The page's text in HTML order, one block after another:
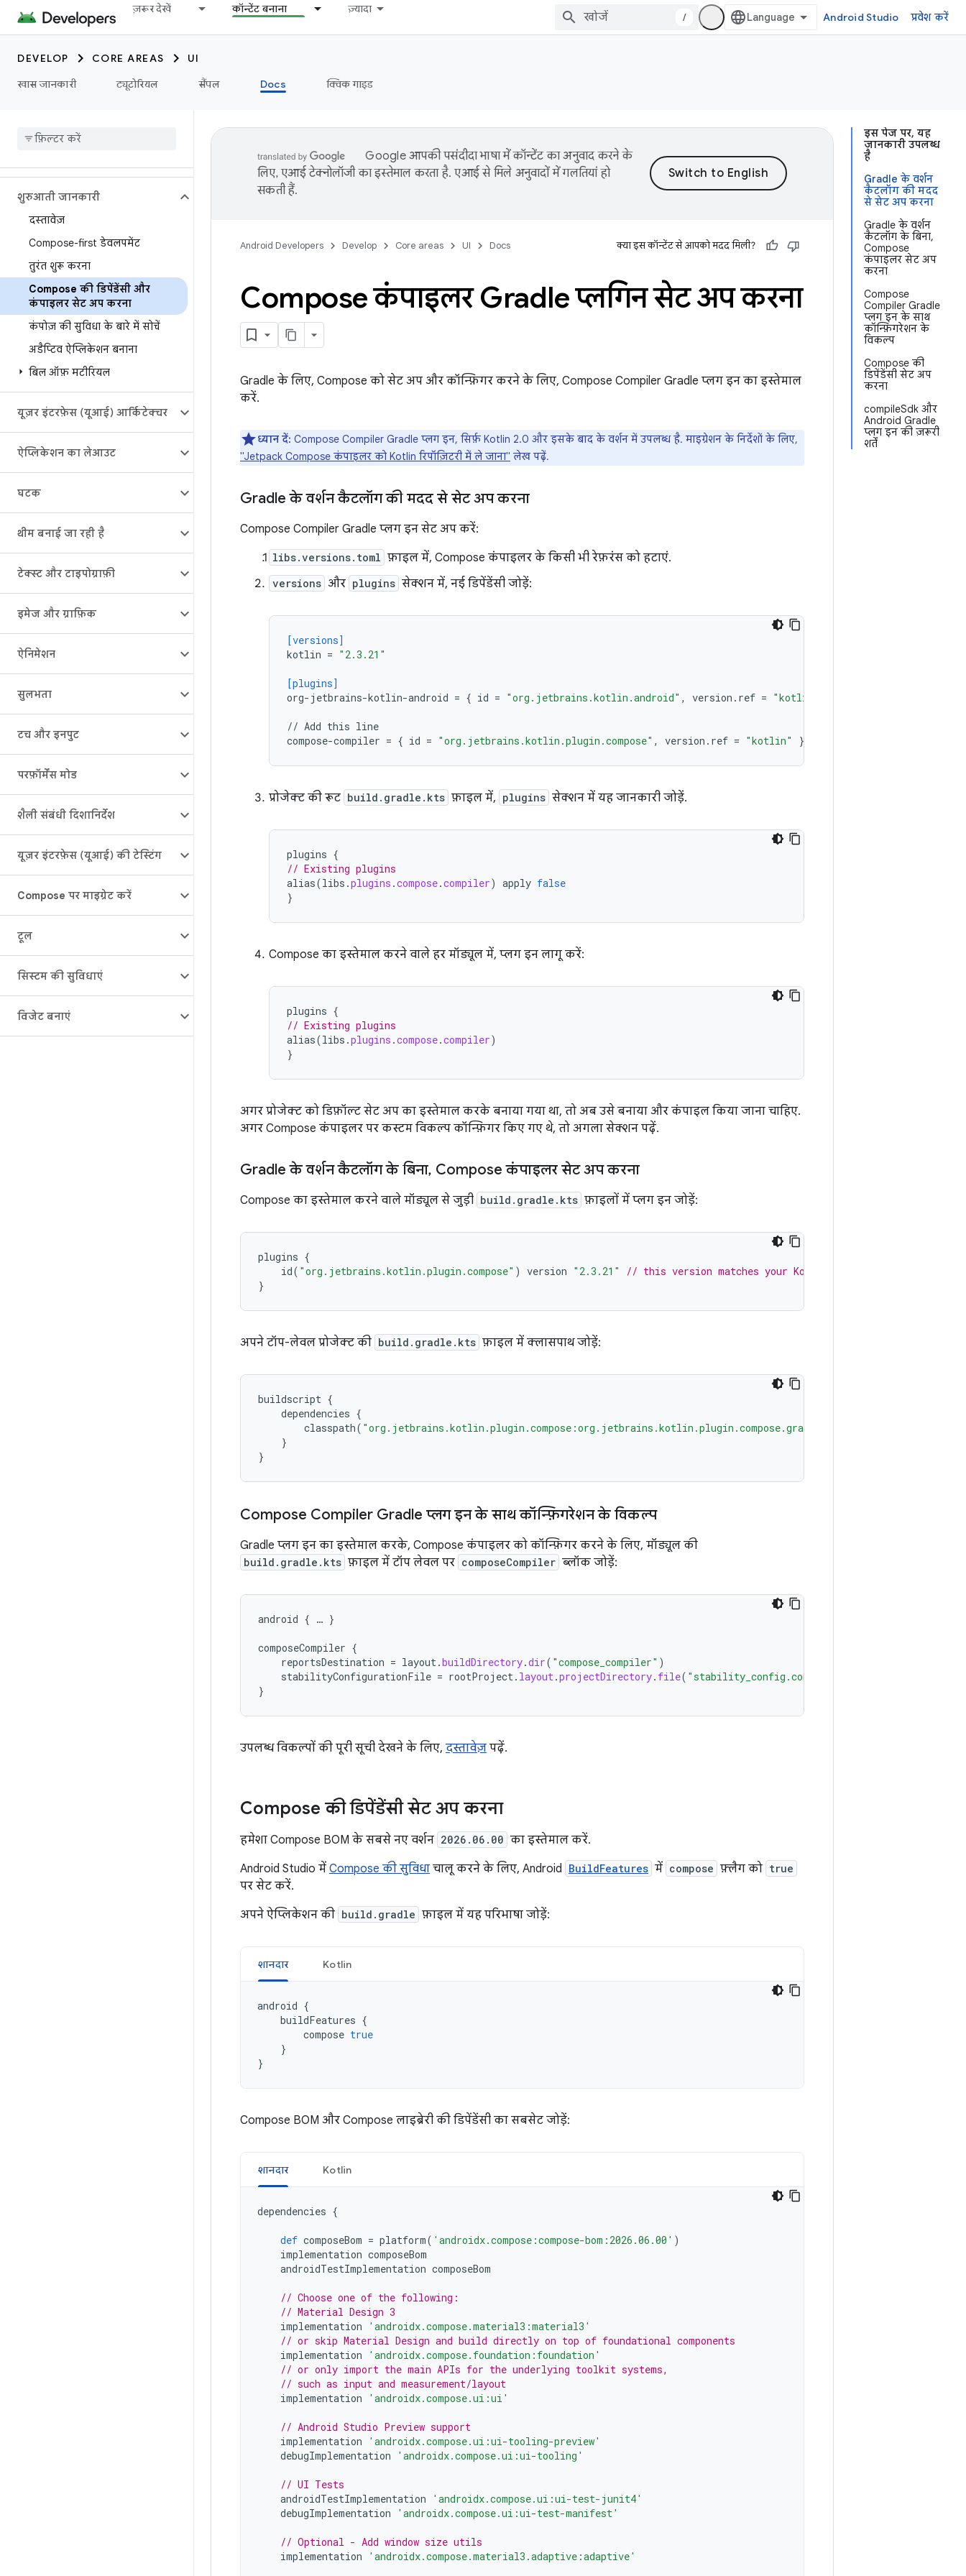
ज़रूर देखें कॉन्टेंट बनाना ज़्यादा
/ Android Studio प्रवेश करें
DEVELOP CORE AREAS
UI
खास जानकारी
ट्यूटोरियल सैंपल Docs क्विक गाइड
शुरुआती जानकारी
दस्तावेज़
Compose-first डेवलपमेंट
तुरंत शुरू करना
Compose की डिपेंडेंसी और
कंपाइलर सेट अप करना
कंपोज़ की सुविधा के बारे में सोचें
अडैप्टिव ऐप्लिकेशन बनाना
बिल ऑफ़ मटीरियल
यूज़र इंटरफ़ेस (यूआई) आर्किटेक्चर
ऐप्लिकेशन का लेआउट
घटक
थीम बनाई जा रही है
टेक्स्ट और टाइपोग्राफ़ी
इमेज और ग्राफ़िक
ऐनिमेशन
सुलभता
टच और इनपुट
परफ़ॉर्मेंस मोड
शैली संबंधी दिशानिर्देश
यूज़र इंटरफ़ेस (यूआई) की टेस्टिंग
Compose पर माइग्रेट करें
टूल
सिस्टम की सुविधाएं
विजेट बनाएं
इस पेज पर, यह
जानकारी उपलब्ध
है
Gradle के वर्शन
कैटलॉग की मदद
से सेट अप करना
Gradle के वर्शन
कैटलॉग के बिना,
Compose
कंपाइलर सेट अप
करना
Compose
Compiler Gradle
प्लग इन के साथ
कॉन्फ़िगरेशन के
विकल्प
Compose की
डिपेंडेंसी सेट अप
करना
compileSdk और
Android Gradle
प्लग इन की ज़रूरी
शर्तें
Google आपकी पसंदीदा भाषा में कॉन्टेंट का अनुवाद करने के
लिए, एआई टेक्नोलॉजी का इस्तेमाल करता है. एआई से मिले अनुवादों में गलतियां हो
सकती हैं.
Android Developers Develop Core areas UI Docs क्या इस कॉन्टेंट से आपको मदद मिली?
Compose कंपाइलर Gradle प्लगिन सेट अप करना
Gradle के लिए, Compose को सेट अप और कॉन्फ़िगर करने के लिए, Compose Compiler Gradle प्लग इन का इस्तेमाल
करें.
ध्यान दें: Compose Compiler Gradle प्लग इन, सिर्फ़ Kotlin 2.0 और इसके बाद के वर्शन में उपलब्ध है. माइग्रेशन के निर्देशों के लिए,
"Jetpack Compose कंपाइलर को Kotlin रिपॉज़िटरी में ले जाना" लेख पढ़ें.
Gradle के वर्शन कैटलॉग की मदद से सेट अप करना
Compose Compiler Gradle प्लग इन सेट अप करें:
libs.versions.toml फ़ाइल में, Compose कंपाइलर के किसी भी रेफ़रंस को हटाएं.
versions और plugins सेक्शन में, नई डिपेंडेंसी जोड़ें:
[versions]
kotlin = "2.3.21"
[plugins]
org-jetbrains-kotlin-android = { id = "org.jetbrains.kotlin.android" , version . ref = "kotlin"
// Add this line
compose-compiler = { id = "org.jetbrains.kotlin.plugin.compose" , version . ref = "kotlin" }
प्रोजेक्ट की रूट build.gradle.kts फ़ाइल में, plugins सेक्शन में यह जानकारी जोड़ें.
plugins {
// Existing plugins
alias(libs .plugins .compose.compiler) apply false
}
Compose का इस्तेमाल करने वाले हर मॉड्यूल में, प्लग इन लागू करें:
plugins {
// Existing plugins
alias(libs .plugins .compose.compiler)
}
अगर प्रोजेक्ट को डिफ़ॉल्ट सेट अप का इस्तेमाल करके बनाया गया था, तो अब उसे बनाया और कंपाइल किया जाना चाहिए.
अगर Compose कंपाइलर पर कस्टम विकल्प कॉन्फ़िगर किए गए थे, तो अगला सेक्शन पढ़ें.
Gradle के वर्शन कैटलॉग के बिना, Compose कंपाइलर सेट अप करना
Compose का इस्तेमाल करने वाले मॉड्यूल से जुड़ी build.gradle.kts फ़ाइलों में प्लग इन जोड़ें:
plugins {
id( "org.jetbrains.kotlin.plugin.compose" ) version "2.3.21"
// this version matches your Kotlin version
}
अपने टॉप-लेवल प्रोजेक्ट की build.gradle.kts फ़ाइल में क्लासपाथ जोड़ें:
buildscript {
dependencies {
classpath( "org.jetbrains.kotlin.plugin.compose:org.jetbrains.kotlin.plugin.compose.gradle.plugin:2.3.21"
}
}
Compose Compiler Gradle प्लग इन के साथ कॉन्फ़िगरेशन के विकल्प
Gradle प्लग इन का इस्तेमाल करके, Compose कंपाइलर को कॉन्फ़िगर करने के लिए, मॉड्यूल की
build.gradle.kts फ़ाइल में टॉप लेवल पर composeCompiler ब्लॉक जोड़ें:
android { … }
composeCompiler {
reportsDestination = layout.buildDirectory.dir( "compose_compiler" )
stabilityConfigurationFile = rootProject. layout.projectDirectory. file( "stability_config.conf"
}
उपलब्ध विकल्पों की पूरी सूची देखने के लिए, दस्तावेज़ पढ़ें.
Compose की डिपेंडेंसी सेट अप करना
हमेशा Compose BOM के सबसे नए वर्शन 2026.06.00 का इस्तेमाल करें.
Android Studio में Compose की सुविधा चालू करने के लिए, Android BuildFeatures में compose फ़्लैग को true
पर सेट करें.
अपने ऐप्लिकेशन की build.gradle फ़ाइल में यह परिभाषा जोड़ें:
शानदार Kotlin
android {
buildFeatures {
compose true
}
}
Compose BOM और Compose लाइब्रेरी की डिपेंडेंसी का सबसेट जोड़ें:
शानदार Kotlin
dependencies {
def composeBom = platform( 'androidx.compose:compose-bom:2026.06.00' )
implementation composeBom
androidTestImplementation composeBom
// Choose one of the following:
// Material Design 3
implementation
'androidx.compose.material3:material3'
// or skip Material Design and build directly on top of foundational components
implementation
'androidx.compose.foundation:foundation'
// or only import the main APIs for the underlying toolkit systems,
// such as input and measurement/layout
implementation
'androidx.compose.ui:ui'
// Android Studio Preview support
implementation
'androidx.compose.ui:ui-tooling-preview'
debugImplementation
'androidx.compose.ui:ui-tooling'
// UI Tests
androidTestImplementation
'androidx.compose.ui:ui-test-junit4'
debugImplementation
'androidx.compose.ui:ui-test-manifest'
// Optional - Add window size utils
implementation
'androidx.compose.material3.adaptive:adaptive'